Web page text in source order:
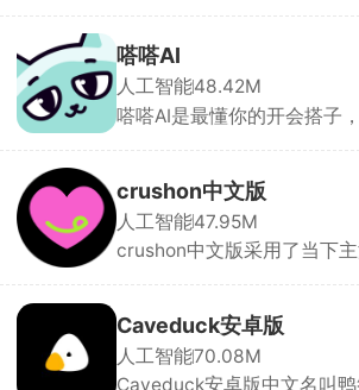
限，打造与众不同的智能化
验，搭载多款实用且出彩的AI
能，全方位优化日常通讯效率
嗒嗒AI
人工智能48.42M
嗒嗒AI是最懂你的开会搭子
方言。多语言翻译，跨语种
碍。还能随时问AI讲到哪了，
么意思。除会议外，还能 AI
成 PPT 大纲、分析文档。
crushon中文版
人工智能47.95M
crushon中文版采用了当下主
角色，同时支持用户从外貌
格、经历进行全维度自定义
无二的虚拟伙伴。在这里，
Caveduck安卓版
人工智能70.08M
Caveduck安卓版中文名叫鸭